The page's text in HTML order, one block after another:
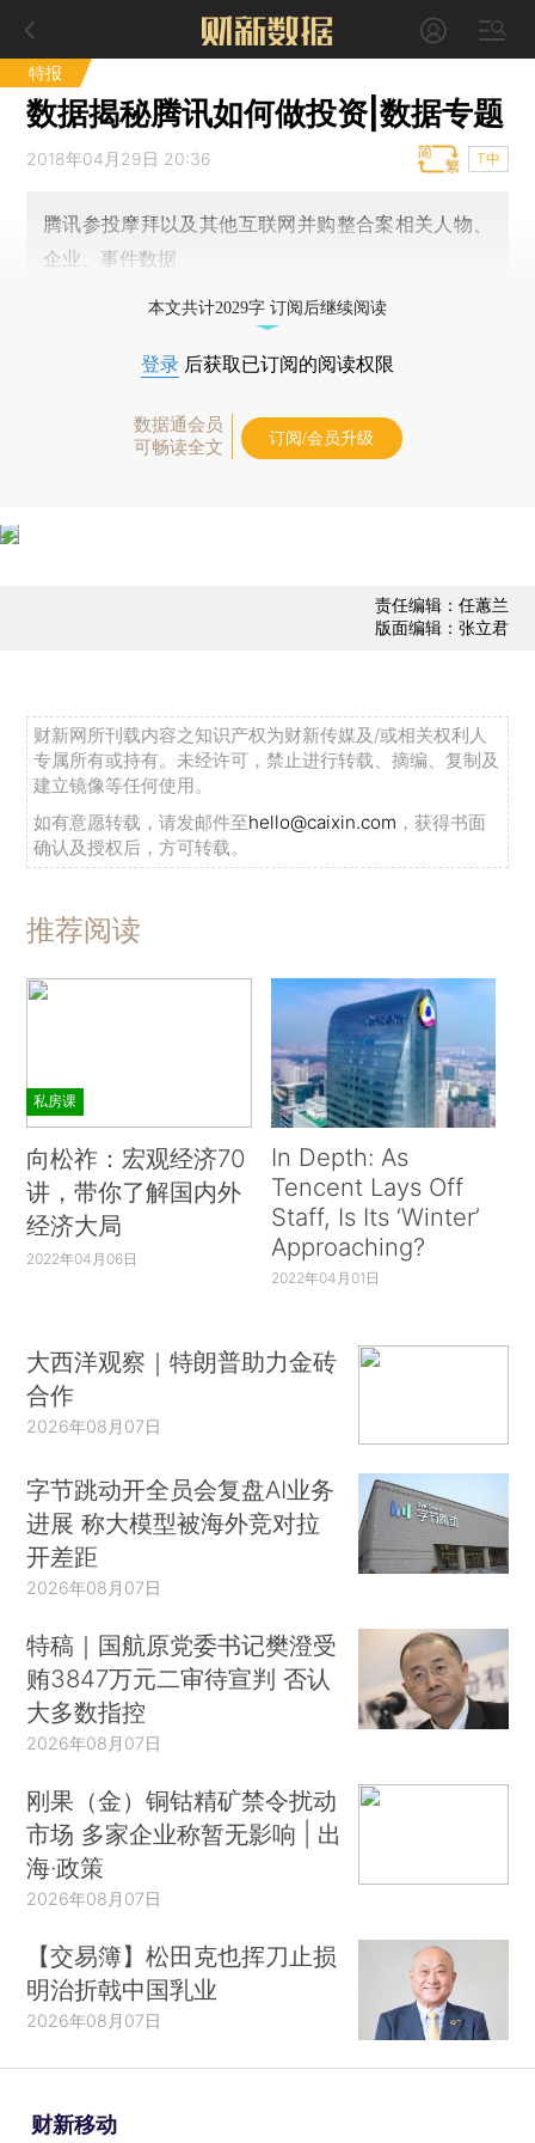
特报
数据揭秘腾讯如何做投资|数据专题
2018年04月29日 20:36 T中
腾讯参投摩拜以及其他互联网并购整合案相关人物、
企业、事件数据
本文共计2029字 订阅后继续阅读
登录 后获取已订阅的阅读权限
数据通会员
可畅读全文
订阅/会员升级
责任编辑：任蕙兰
版面编辑：张立君
财新网所刊载内容之知识产权为财新传媒及/或相关权利人
专属所有或持有。未经许可，禁止进行转载、摘编、复制及
建立镜像等任何使用。
如有意愿转载，请发邮件至hello@caixin.com ，获得书面
确认及授权后，方可转载。
推荐阅读
私房课
向松祚：宏观经济70
讲，带你了解国内外
经济大局
2022年04月06日
In Depth: As
Tencent Lays Off
Staff, Is Its ‘Winter’
Approaching?
2022年04月01日
大西洋观察｜特朗普助力金砖
合作
2026年08月07日
字节跳动开全员会复盘AI业务
进展 称大模型被海外竞对拉
开差距
2026年08月07日
特稿｜国航原党委书记樊澄受
贿3847万元二审待宣判 否认
大多数指控
2026年08月07日
刚果（金）铜钴精矿禁令扰动
市场 多家企业称暂无影响 | 出
海·政策
2026年08月07日
【交易簿】松田克也挥刀止损
明治折戟中国乳业
2026年08月07日
财新移动